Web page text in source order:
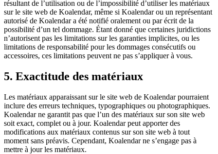
résultant de l’utilisation ou de l’impossibilité d’utiliser les matériaux
sur le site web de Koalendar, même si Koalendar ou un représentant
autorisé de Koalendar a été notifié oralement ou par écrit de la
possibilité d’un tel dommage. Étant donné que certaines juridictions
n’autorisent pas les limitations sur les garanties implicites, ou les
limitations de responsabilité pour les dommages consécutifs ou
accessoires, ces limitations peuvent ne pas s’appliquer à vous.
5. Exactitude des matériaux
Les matériaux apparaissant sur le site web de Koalendar pourraient
inclure des erreurs techniques, typographiques ou photographiques.
Koalendar ne garantit pas que l’un des matériaux sur son site web
soit exact, complet ou à jour. Koalendar peut apporter des
modifications aux matériaux contenus sur son site web à tout
moment sans préavis. Cependant, Koalendar ne s’engage pas à
mettre à jour les matériaux.